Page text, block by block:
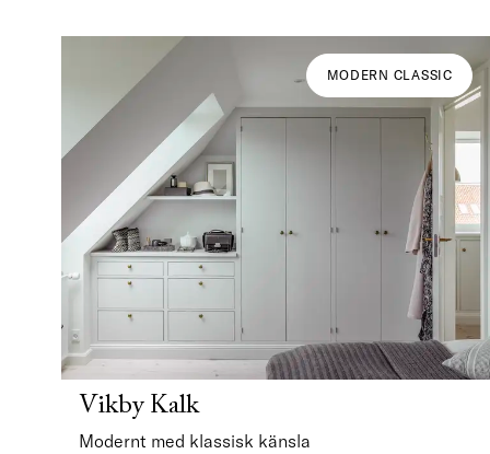
MODERN CLASSIC
Vikby Kalk
Modernt med klassisk känsla